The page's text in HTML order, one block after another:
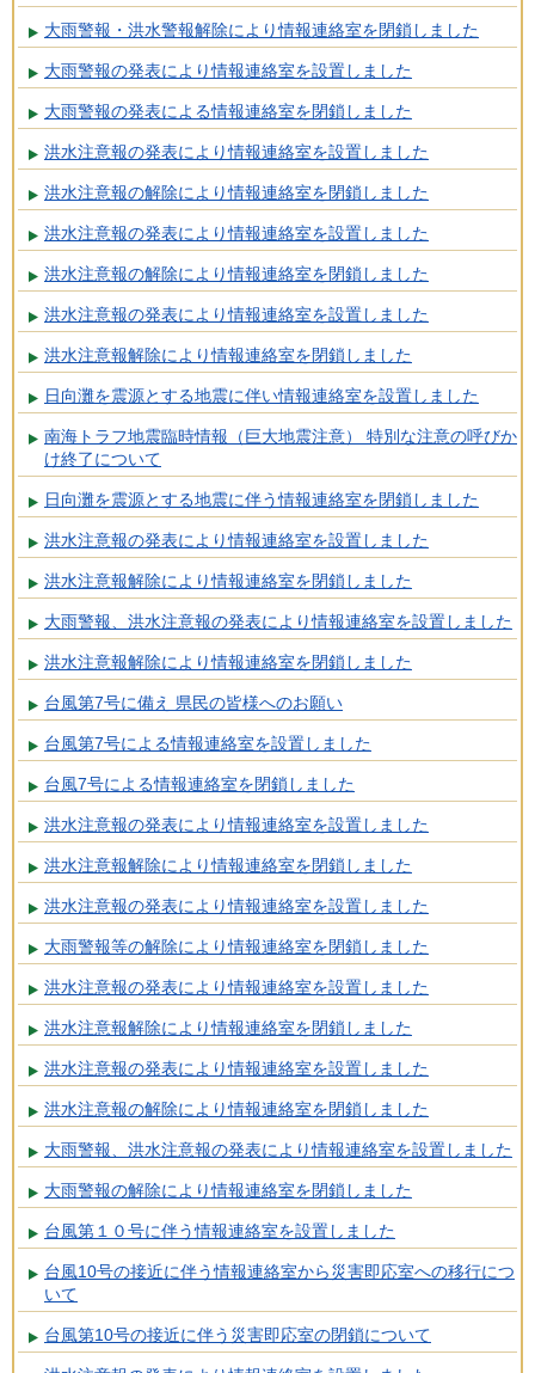
大雨警報・洪水警報解除により情報連絡室を閉鎖しました
大雨警報の発表により情報連絡室を設置しました
大雨警報の発表による情報連絡室を閉鎖しました
洪水注意報の発表により情報連絡室を設置しました
洪水注意報の解除により情報連絡室を閉鎖しました
洪水注意報の発表により情報連絡室を設置しました
洪水注意報の解除により情報連絡室を閉鎖しました
洪水注意報の発表により情報連絡室を設置しました
洪水注意報解除により情報連絡室を閉鎖しました
日向灘を震源とする地震に伴い情報連絡室を設置しました
南海トラフ地震臨時情報（巨大地震注意） 特別な注意の呼びか
け終了について
日向灘を震源とする地震に伴う情報連絡室を閉鎖しました
洪水注意報の発表により情報連絡室を設置しました
洪水注意報解除により情報連絡室を閉鎖しました
大雨警報、洪水注意報の発表により情報連絡室を設置しました
洪水注意報解除により情報連絡室を閉鎖しました
台風第7号に備え 県民の皆様へのお願い
台風第7号による情報連絡室を設置しました
台風7号による情報連絡室を閉鎖しました
洪水注意報の発表により情報連絡室を設置しました
洪水注意報解除により情報連絡室を閉鎖しました
洪水注意報の発表により情報連絡室を設置しました
大雨警報等の解除により情報連絡室を閉鎖しました
洪水注意報の発表により情報連絡室を設置しました
洪水注意報解除により情報連絡室を閉鎖しました
洪水注意報の発表により情報連絡室を設置しました
洪水注意報の解除により情報連絡室を閉鎖しました
大雨警報、洪水注意報の発表により情報連絡室を設置しました
大雨警報の解除により情報連絡室を閉鎖しました
台風第１０号に伴う情報連絡室を設置しました
台風10号の接近に伴う情報連絡室から災害即応室への移行につ
いて
台風第10号の接近に伴う災害即応室の閉鎖について